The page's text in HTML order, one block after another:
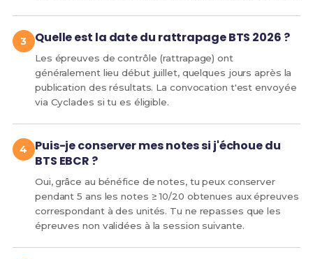
Quelle est la date du rattrapage BTS 2026 ?
Les épreuves de contrôle (rattrapage) ont
généralement lieu début juillet, quelques jours après la
publication des résultats. La convocation t'est envoyée
via Cyclades si tu es éligible.
Puis-je conserver mes notes si j'échoue du
BTS EBCR ?
Oui, grâce au bénéfice de notes, tu peux conserver
pendant 5 ans les notes ≥ 10/20 obtenues aux épreuves
correspondant à des unités. Tu ne repasses que les
épreuves non validées à la session suivante.